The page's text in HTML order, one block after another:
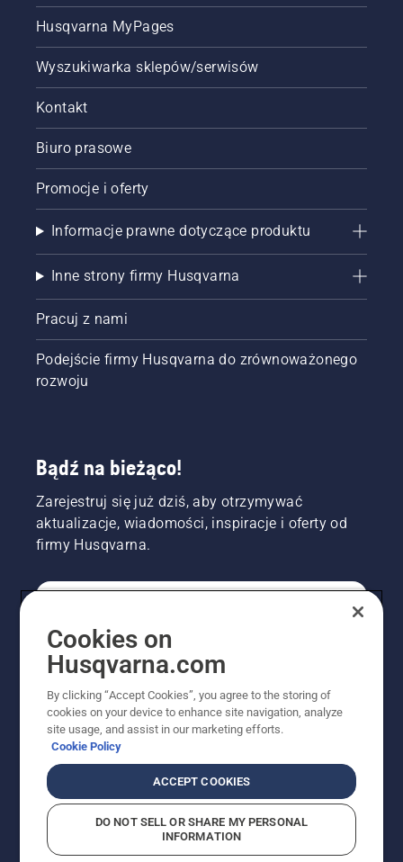
Husqvarna MyPages
Wyszukiwarka sklepów/serwisów
Kontakt
Biuro prasowe
Promocje i oferty
Informacje prawne dotyczące produktu
Inne strony firmy Husqvarna
Pracuj z nami
Podejście firmy Husqvarna do zrównoważonego
rozwoju
Bądź na bieżąco!
Zarejestruj się już dziś, aby otrzymywać
aktualizacje, wiadomości, inspiracje i oferty od
firmy Husqvarna.
PROFESJONALISTA
Cookies on
Husqvarna.com
By clicking “Accept Cookies”, you agree to the storing of
cookies on your device to enhance site navigation, analyze
site usage, and assist in our marketing efforts.
Cookie Policy
ACCEPT COOKIES
DO NOT SELL OR SHARE MY PERSONAL
INFORMATION